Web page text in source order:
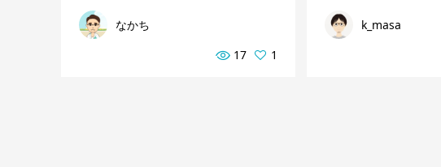
なかち
17
1
k_masa